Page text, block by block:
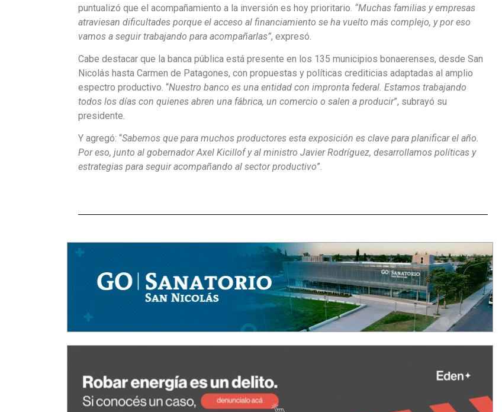
puntualizó que el acompañamiento a la inversión es hoy prioritario. “Muchas familias y empresas
atraviesan dificultades porque el acceso al financiamiento se ha vuelto más complejo, y por eso
vamos a seguir trabajando para acompañarlas”, expresó.
Cabe destacar que la banca pública está presente en los 135 municipios bonaerenses, desde San
Nicolás hasta Carmen de Patagones, con propuestas y políticas crediticias adaptadas al amplio
espectro productivo. “Nuestro banco es una entidad con impronta federal. Estamos trabajando
todos los días con quienes abren una fábrica, un comercio o salen a producir”, subrayó su
presidente.
Y agregó: “Sabemos que para muchos productores esta exposición es clave para planificar el año.
Por eso, junto al gobernador Axel Kicillof y al ministro Javier Rodríguez, desarrollamos políticas y
estrategias para seguir acompañando al sector productivo”.